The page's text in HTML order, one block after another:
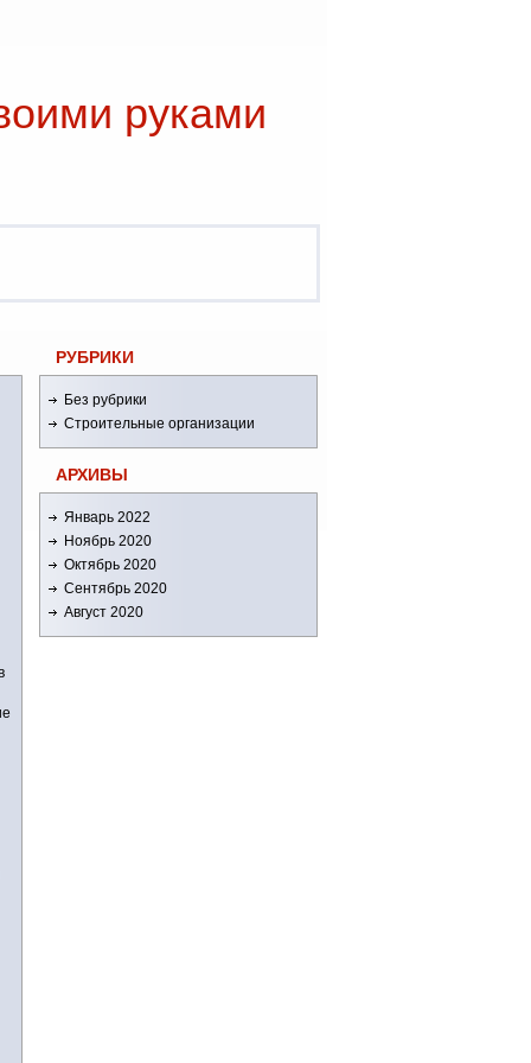
руками
РУБРИКИ
Без рубрики
Строительные организации
АРХИВЫ
Январь 2022
Ноябрь 2020
Октябрь 2020
Сентябрь 2020
Август 2020